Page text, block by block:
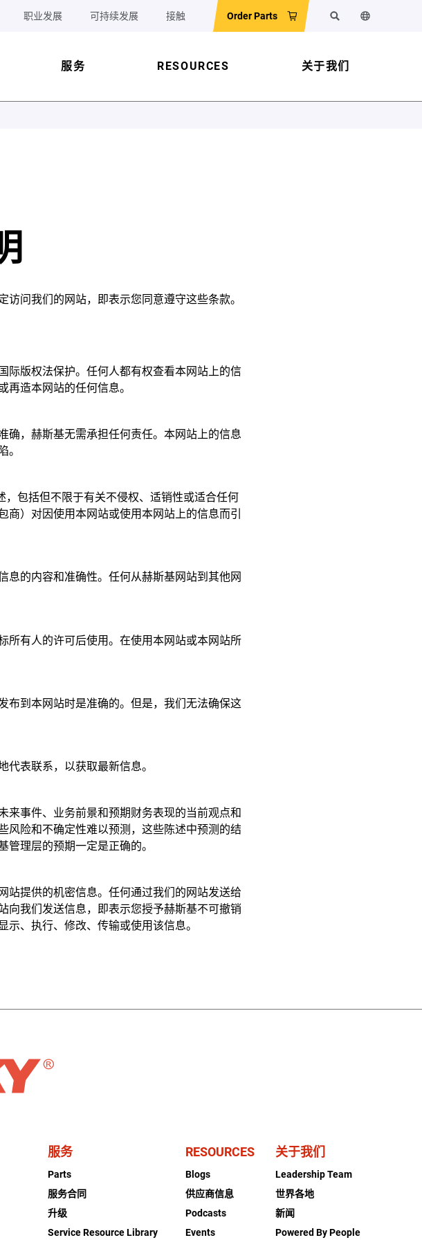
职业发展 可持续发展 接触 Order Parts 搜索 更改网站语
服务 RESOURCES 关于我们
问我们的网站，即表示您同意遵守这些条款。
际版权法保护。任何人都有权查看本网站上的信
造本网站的任何信息。
确，赫斯基无需承担任何责任。本网站上的信息
。
，包括但不限于有关不侵权、适销性或适合任何
）对因使用本网站或使用本网站上的信息而引
息的内容和准确性。任何从赫斯基网站到其他网
所有人的许可后使用。在使用本网站或本网站所
布到本网站时是准确的。但是，我们无法确保这
表联系，以获取最新信息。
来事件、业务前景和预期财务表现的当前观点和
风险和不确定性难以预测，这些陈述中预测的结
理层的预期一定是正确的。
站提供的机密信息。任何通过我们的网站发送给
向我们发送信息，即表示您授予赫斯基不可撤销
、执行、修改、传输或使用该信息。
服务
Parts
服务合同
升级
Service Resource Library
RESOURCES
Blogs
供应商信息
Podcasts
Events
关于我们
Leadership Team
世界各地
新闻
Powered By People